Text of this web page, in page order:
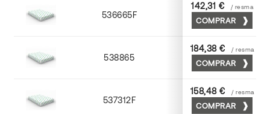
536665F 65 x 90
142,31 € / resma
COMPRAR
538865 65 x 90
184,38 € / resma
COMPRAR
537312F 72 x 102
158,48 € / resma
COMPRAR